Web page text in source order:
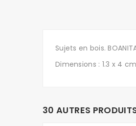
Sujets en bois.
Dimensions : 1.3 x 4 cm
30 AUTRES